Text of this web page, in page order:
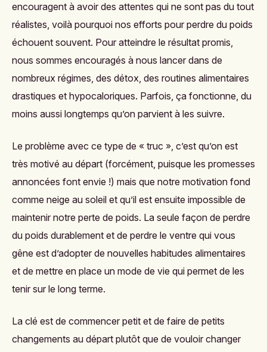
encouragent à avoir des attentes qui ne sont pas du tout
réalistes, voilà pourquoi nos efforts pour perdre du poids
échouent souvent. Pour atteindre le résultat promis,
nous sommes encouragés à nous lancer dans de
nombreux régimes, des détox, des routines alimentaires
drastiques et hypocaloriques. Parfois, ça fonctionne, du
moins aussi longtemps qu’on parvient à les suivre.
Le problème avec ce type de « truc », c’est qu’on est
très motivé au départ (forcément, puisque les promesses
annoncées font envie !) mais que notre motivation fond
comme neige au soleil et qu’il est ensuite impossible de
maintenir notre perte de poids. La seule façon de perdre
du poids durablement et de perdre le ventre qui vous
gêne est d’adopter de nouvelles habitudes alimentaires
et de mettre en place un mode de vie qui permet de les
tenir sur le long terme.
La clé est de commencer petit et de faire de petits
changements au départ plutôt que de vouloir changer